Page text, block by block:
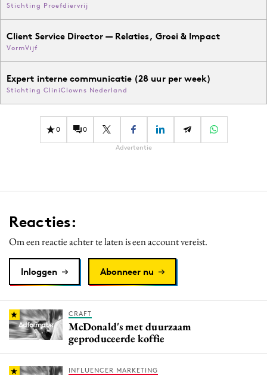
Stichting Proefdiervrij
Client Service Director — Relaties, Groei & Impact
VormVijf
Expert interne communicatie (28 uur per week)
Stichting CliniClowns Nederland
0 0
Advertentie
Reacties:
Om een reactie achter te laten is een account vereist.
Inloggen Abonneer nu
CRAFT
McDonald's met duurzaam
geproduceerde koffie
INFLUENCER MARKETING